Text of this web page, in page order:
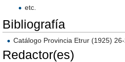
etc.
Bibliografía
Catálogo Provincia Etrur (1925)
Redactor(es)